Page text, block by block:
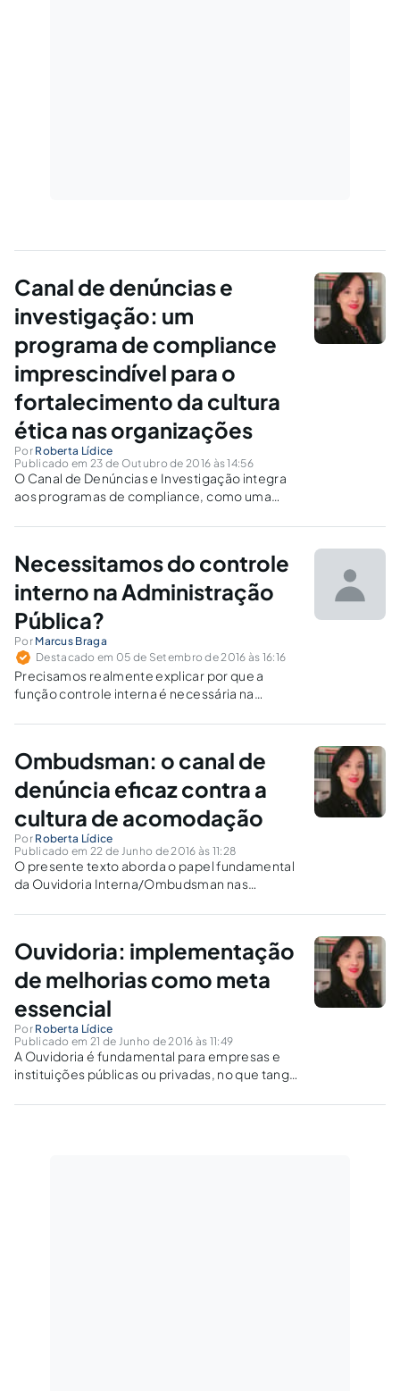
Canal de denúncias e
investigação: um
programa de compliance
imprescindível para o
fortalecimento da cultura
ética nas organizações
Por Roberta Lídice
Publicado em 23 de Outubro de 2016 às 14:56
O Canal de Denúncias e Investigação integra
aos programas de compliance, como uma
empresarial preventiva, a qual busca a
nas organizações.
Necessitamos do controle
interno na Administração
Pública?
Por Marcus Braga
Destacado em 05 de Setembro de 2016 às 16:16
Precisamos realmente explicar por que a
função controle interna é necessária na
no texto constitucional.
Ombudsman: o canal de
denúncia eficaz contra a
cultura de acomodação
Por Roberta Lídice
Publicado em 22 de Junho de 2016 às 11:28
O presente texto aborda o papel fundamental
da Ouvidoria Interna/Ombudsman nas
canal de denúncia eficaz contra a cultura de
ético organizacional.
Ouvidoria: implementação
de melhorias como meta
essencial
Por Roberta Lídice
Publicado em 21 de Junho de 2016 às 11:49
A Ouvidoria é fundamental para empresas e
instituições públicas ou privadas, no que tange
serviços prestados aos